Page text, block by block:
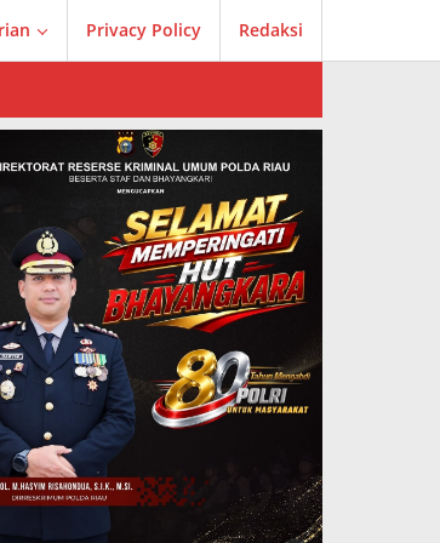
Privacy Policy Redaksi